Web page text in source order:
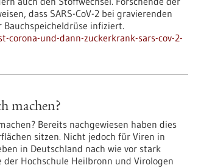
dass SARS-CoV-2 bei gravierenden
infiziert.
und-dann-zuckerkrank-sars-cov-2-
machen?
Bereits nachgewiesen haben dies
sitzen. Nicht jedoch für Viren in
in Deutschland nach wie vor stark
Hochschule Heilbronn und Virologen